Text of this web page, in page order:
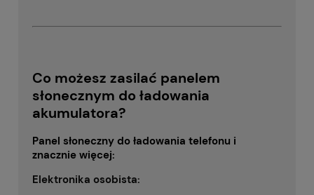
Co możesz zasilać panelem
słonecznym do ładowania
akumulatora?
Panel słoneczny do ładowania telefonu i
znacznie więcej:
Elektronika osobista: